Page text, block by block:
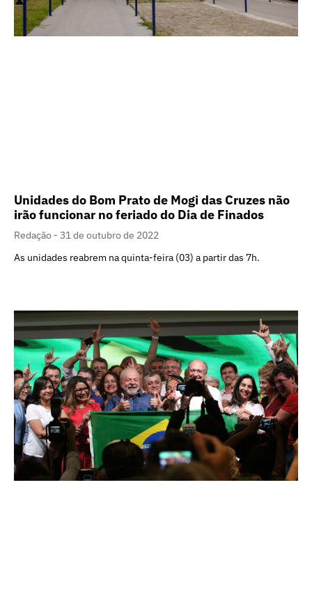
Unidades do Bom Prato de Mogi das Cruzes não
irão funcionar no feriado do Dia de Finados
Redação
31 de outubro de 2022
As unidades reabrem na quinta-feira (03) a partir das 7h.